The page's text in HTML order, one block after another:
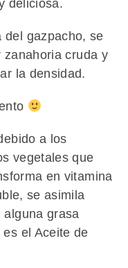
deliciosa.
del gazpacho, se
cruda y
la densidad.
a los
vegetales que
en vitamina
se asimila
alguna grasa
el Aceite de